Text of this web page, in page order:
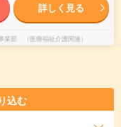
詳しく見る
部 （医療福祉介護関連）
込む